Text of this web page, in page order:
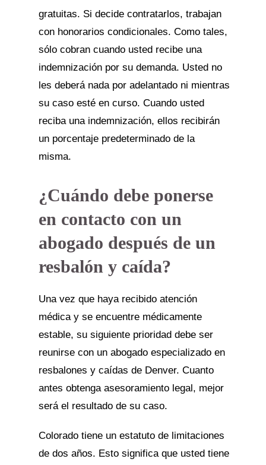
gratuitas. Si decide contratarlos, trabajan
con honorarios condicionales. Como tales,
sólo cobran cuando usted recibe una
indemnización por su demanda. Usted no
les deberá nada por adelantado ni mientras
su caso esté en curso. Cuando usted
reciba una indemnización, ellos recibirán
un porcentaje predeterminado de la
misma.
¿Cuándo debe ponerse
en contacto con un
abogado después de un
resbalón y caída?
Una vez que haya recibido atención
médica y se encuentre médicamente
estable, su siguiente prioridad debe ser
reunirse con un abogado especializado en
resbalones y caídas de Denver. Cuanto
antes obtenga asesoramiento legal, mejor
será el resultado de su caso.
Colorado tiene un estatuto de limitaciones
de dos años. Esto significa que usted tiene